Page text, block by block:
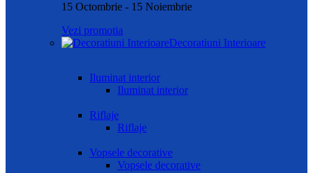
15 Octombrie - 15 Noiembrie
Vezi promotia
Decoratiuni Interioare
Iluminat interior
Iluminat interior
Riflaje
Riflaje
Vopsele decorative
Vopsele decorative